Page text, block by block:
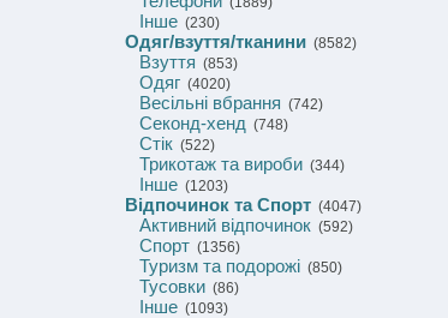
Інше (230)
Одяг/взуття/тканини (8582)
Взуття (853)
Одяг (4020)
Весільні вбрання (742)
Секонд-хенд (748)
Стік (522)
Трикотаж та вироби (344)
Інше (1203)
Відпочинок та Спорт (4047)
Активний відпочинок (592)
Спорт (1356)
Туризм та подорожі (850)
Тусовки (86)
Інше (1093)